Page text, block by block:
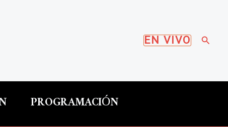
EN VIVO
PROGRAMACIÓN